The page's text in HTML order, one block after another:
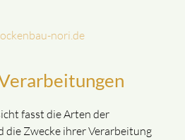
nori.de
fasst die Arten der
die Zwecke ihrer Verarbeitung